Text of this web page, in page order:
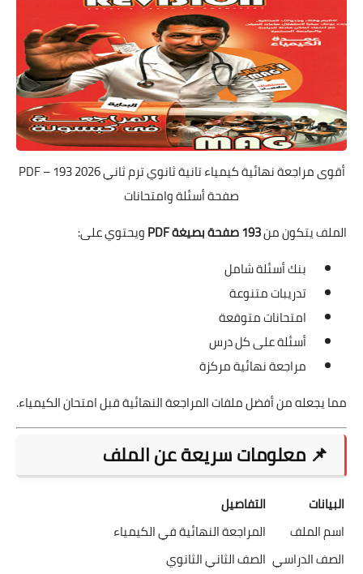
أقوى مراجعة نهائية كيمياء تانية ثانوي ترم ثاني 2026 PDF – 193
صفحة أسئلة وامتحانات
الملف يتكون من193 صفحة بصيغة PDF
ويحتوي على:
بنك أسئلة شامل
تدريبات متنوعة
امتحانات متوقعة
أسئلة على كل درس
مراجعة نهائية مركزة
مما يجعله من أفضل ملفات المراجعة النهائية قبل امتحان الكيمياء.
📌 معلومات سريعة عن الملف
البيانات
التفاصيل
اسم الملف
المراجعة النهائية في الكيمياء
الصف الدراسي الصف الثاني الثانوي